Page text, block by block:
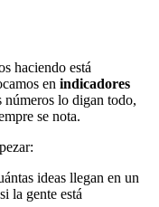
haciendo está
en indicadores
lo digan todo,
se nota.
ideas llegan en un
la gente está